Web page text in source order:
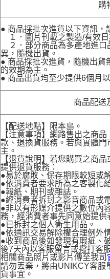
購
● 商品採批次進貨以下資訊，
１．圖片刊載之製造/有效日
２．部分商品為多產地進口
異，隨機出貨。
● 商品採批次進貨，隨機出貨
的效期為主。
● 商品出貨均至少提供6個月
商品配送
【配送地點】限本島。
【注意事項】網路售出之商
款、退換貨服務。若與實體
主。
【退貨說明】若您購買之商
提供退貨服務：
●易於腐敗、保存期限較短或
●依消費者要求所為之客製化
●報紙、期刊或雜誌。
●經消費者拆封之影音商品或
●非以有形媒介提供之數位內
務，經消費者事先同意始提供
●已拆封之個人衛生用品。
●依通訊交易解除權合理例外
●收到商品後如發現有瑕疵、
後7天內以客服留言或撥打客
相關商品照片或影片傳至我司
請勿丟棄，將由UNIKCY客服
貨事宜。